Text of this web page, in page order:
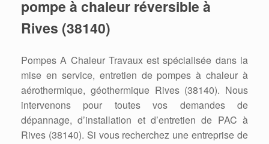
pompe à chaleur réversible à
Rives (38140)
Pompes A Chaleur Travaux est spécialisée dans la
mise en service, entretien de pompes à chaleur à
aérothermique, géothermique Rives (38140). Nous
intervenons pour toutes vos demandes de
dépannage, d’installation et d’entretien de PAC à
Rives (38140). Si vous recherchez une entreprise de